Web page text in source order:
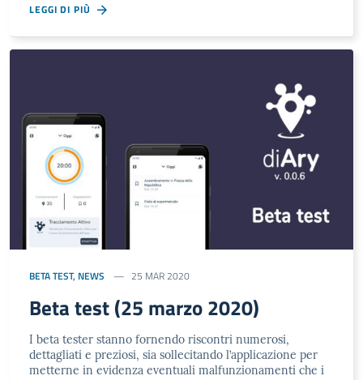
LEGGI DI PIÙ
BETA TEST, NEWS 25 MAR 2020
Beta test (25 marzo 2020)
I beta tester stanno fornendo riscontri numerosi,
dettagliati e preziosi, sia sollecitando l’applicazione per
metterne in evidenza eventuali malfunzionamenti che i